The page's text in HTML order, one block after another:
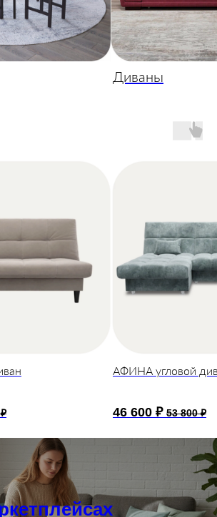
Диваны
АФИНА угловой
46 600 ₽ 53 800 ₽